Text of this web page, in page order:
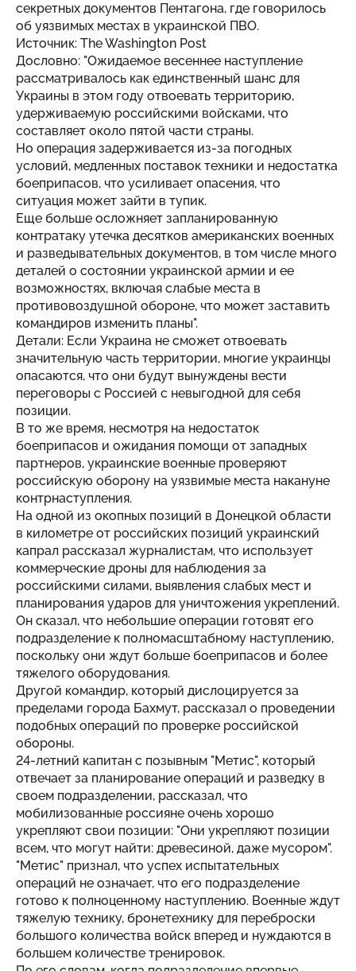
секретных документов Пентагона, где говорилось
об уязвимых местах в украинской ПВО.
Источник: The Washington Post
Дословно: "Ожидаемое весеннее наступление
рассматривалось как единственный шанс для
Украины в этом году отвоевать территорию,
удерживаемую российскими войсками, что
составляет около пятой части страны.
Но операция задерживается из-за погодных
условий, медленных поставок техники и недостатка
боеприпасов, что усиливает опасения, что
ситуация может зайти в тупик.
Еще больше осложняет запланированную
контратаку утечка десятков американских военных
и разведывательных документов, в том числе много
деталей о состоянии украинской армии и ее
возможностях, включая слабые места в
противовоздушной обороне, что может заставить
командиров изменить планы".
Детали: Если Украина не сможет отвоевать
значительную часть территории, многие украинцы
опасаются, что они будут вынуждены вести
переговоры с Россией с невыгодной для себя
позиции.
В то же время, несмотря на недостаток
боеприпасов и ожидания помощи от западных
партнеров, украинские военные проверяют
российскую оборону на уязвимые места накануне
контрнаступления.
На одной из окопных позиций в Донецкой области
в километре от российских позиций украинский
капрал рассказал журналистам, что использует
коммерческие дроны для наблюдения за
российскими силами, выявления слабых мест и
планирования ударов для уничтожения укреплений.
Он сказал, что небольшие операции готовят его
подразделение к полномасштабному наступлению,
поскольку они ждут больше боеприпасов и более
тяжелого оборудования.
Другой командир, который дислоцируется за
пределами города Бахмут, рассказал о проведении
подобных операций по проверке российской
обороны.
24-летний капитан с позывным "Метис", который
отвечает за планирование операций и разведку в
своем подразделении, рассказал, что
мобилизованные россияне очень хорошо
укрепляют свои позиции: "Они укрепляют позиции
всем, что могут найти: древесиной, даже мусором".
"Метис" признал, что успех испытательных
операций не означает, что его подразделение
готово к полноценному наступлению. Военные ждут
тяжелую технику, бронетехнику для переброски
большого количества войск вперед и нуждаются в
большем количестве тренировок.